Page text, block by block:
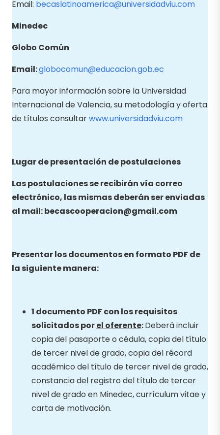
Email: becaslatinoamerica@universidadviu.com
Minedec
Globo Común
Email:globocomun@educacion.gob.ec
Para mayor información sobre la Universidad
Internacional de Valencia, su metodología y oferta
de títulos consultarwww.universidadviu.com
Lugar de presentación de postulaciones
Las postulaciones se recibirán vía correo
electrónico, las mismas deberán ser enviadas
al mail:becascooperacion@gmail.com
Presentar los documentos en formato PDF de
la siguiente manera:
1 documento PDF con los requisitos
solicitados porel oferente:Deberá incluir
copia del pasaporte o cédula, copia del título
de tercer nivel de grado, copia del récord
académico del título de tercer nivel de grado,
constancia del registro del título de tercer
nivel de grado en Minedec, currículum vitae y
carta de motivación.